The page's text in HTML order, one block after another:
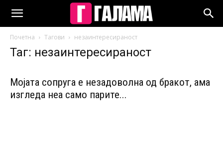
Почетна Тагови незаинтересираност
Таг: незаинтересираност
Мојата сопруга е незадоволна од бракот, ама
изгледа неа само парите...